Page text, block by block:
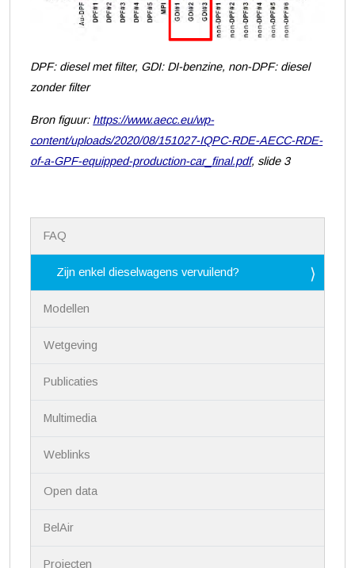
DPF: diesel met filter, GDI: DI-benzine, non-DPF: diesel
zonder filter
Bron figuur: https://www.aecc.eu/wp-
content/uploads/2020/08/151027-IQPC-RDE-AECC-RDE-
of-a-GPF-equipped-production-car_final.pdf, slide 3
v
FAQ
Zijn enkel dieselwagens vervuilend?
Modellen
Wetgeving
Publicaties
Multimedia
Weblinks
Open data
BelAir
Projecten